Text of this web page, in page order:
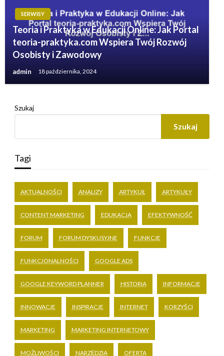
SERWISY
Teoria i Praktyka w Edukacji Online: Jak Portal
teoria-praktyka.com Wspiera Twój Rozwój
Osobisty i Zawodowy
admin 18 października, 2024
Szukaj
Szukaj
Tagi
AKTUALNOŚCI ANALIZY ARTYKUŁ ARTYKUŁY
CONTENT MARKETING EDUKACJA EFEKTYWNOŚĆ
FORUM FORUM DYSKUSYJNE FUNKCJE
FUNKCJONALNOŚCI GOOGLE ADS
GOOGLE KEYWORD PLANNER HISTORIA INFORMACJE
INNOWACJE INSPIRACJE INTERNET KORZYŚCI
MARKETING MARKETING INTERNETOWY
MOŻLIWOŚCI NARZĘDZIA OFERTA